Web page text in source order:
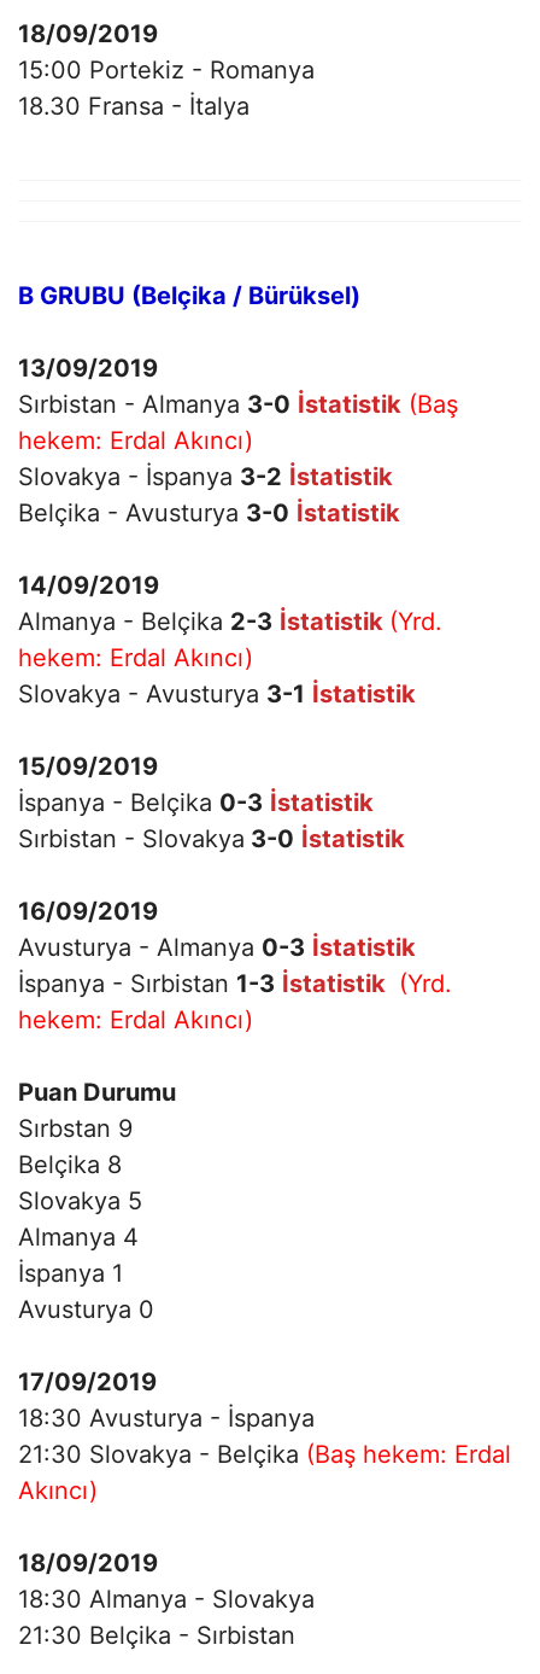
18/09/2019
15:00 Portekiz - Romanya
18.30 Fransa - İtalya
B GRUBU (Belçika / Bürüksel)
13/09/2019
Sırbistan - Almanya 3-0 İstatistik (Baş
hekem: Erdal Akıncı)
Slovakya - İspanya 3-2 İstatistik
Belçika - Avusturya 3-0 İstatistik
14/09/2019
Almanya - Belçika 2-3 İstatistik (Yrd.
hekem: Erdal Akıncı)
Slovakya - Avusturya 3-1 İstatistik
15/09/2019
İspanya - Belçika 0-3 İstatistik
Sırbistan - Slovakya 3-0 İstatistik
16/09/2019
Avusturya - Almanya 0-3 İstatistik
İspanya - Sırbistan 1-3 İstatistik (Yrd.
hekem: Erdal Akıncı)
Puan Durumu
Sırbstan 9
Belçika 8
Slovakya 5
Almanya 4
İspanya 1
Avusturya 0
17/09/2019
18:30 Avusturya - İspanya
21:30 Slovakya - Belçika (Baş hekem: Erdal
Akıncı)
18/09/2019
18:30 Almanya - Slovakya
21:30 Belçika - Sırbistan